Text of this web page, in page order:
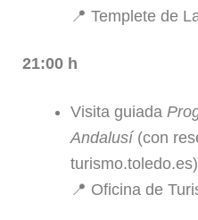
📍 Templete de
21:00 h
Visita guiada
Andalusí(con
turismo.toledo.es)
📍 Oficina de